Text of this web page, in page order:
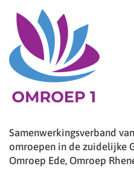
Samenwerkingsverband
omroepen in de zuidelijke
Omroep Ede, Omroep